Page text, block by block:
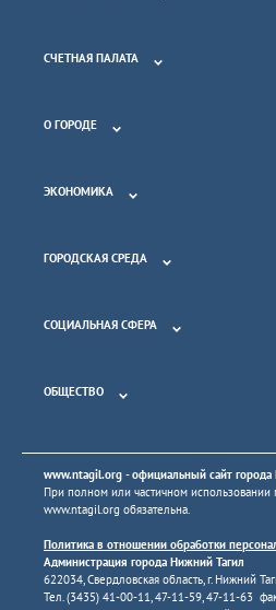
СЧЕТНАЯ ПАЛАТА
О ГОРОДЕ
ЭКОНОМИКА
ГОРОДСКАЯ СРЕДА
СОЦИАЛЬНАЯ СФЕРА
ОБЩЕСТВО
www.ntagil.org - официальный сайт города
При полном или частичном использовании
www.ntagil.org обязательна.
Политика в отношении обработки
Администрация города Нижний Тагил
622034, Свердловская область, г. Нижний
Тел. (3435) 41-00-11, 47-11-59, 47-11-63